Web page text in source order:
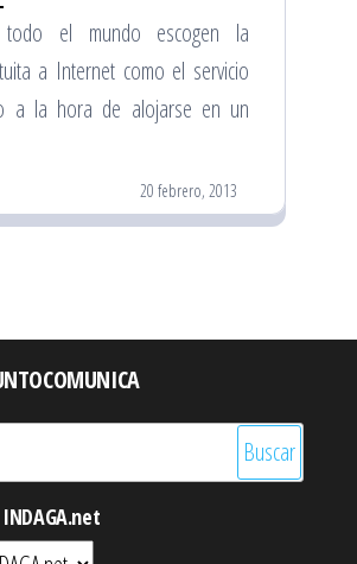
el mundo escogen la
a Internet como el servicio
a la hora de alojarse en un
20 febrero, 2013